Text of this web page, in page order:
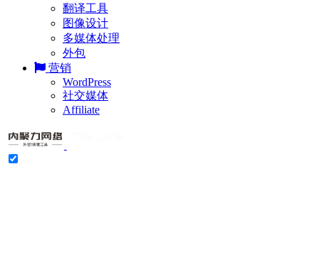
翻译工具
图像设计
多媒体处理
外包
营销
WordPress
社交媒体
Affiliate